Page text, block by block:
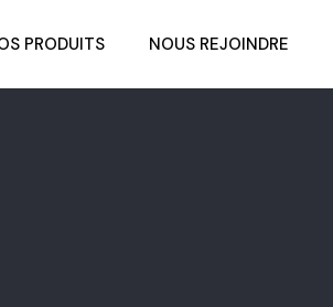
PRODUITS NOUS REJOINDRE